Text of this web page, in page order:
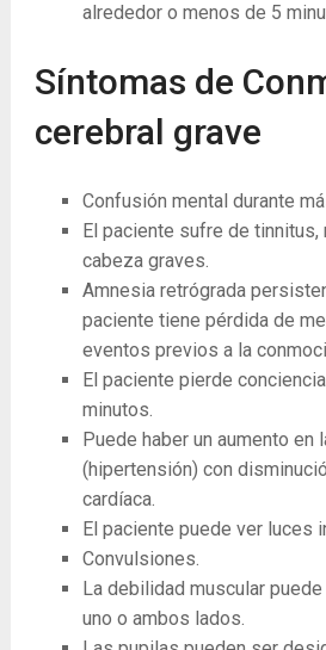
alrededor o menos de 5
Síntomas de
cerebral grave
Confusión mental durante
El paciente sufre de
cabeza graves.
Amnesia retrógrada
paciente tiene pérdida de
eventos previos a la
El paciente pierde
minutos.
Puede haber un aumento en
(hipertensión) con
cardíaca.
El paciente puede ver luces
Convulsiones.
La debilidad muscular
uno o ambos lados.